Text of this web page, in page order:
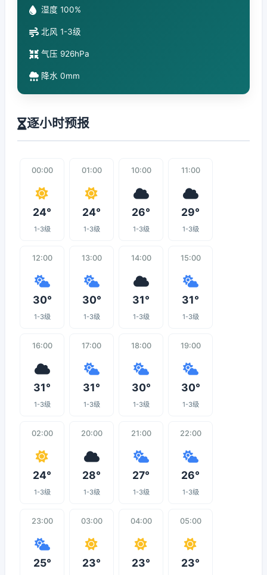
湿度 100%
北风 1-3级
气压 926hPa
降水 0mm
逐小时预报
00:00
24°
1-3级
01:00
24°
1-3级
10:00
26°
1-3级
11:00
29°
1-3级
12:00
30°
1-3级
13:00
30°
1-3级
14:00
31°
1-3级
15:00
31°
1-3级
16:00
31°
1-3级
17:00
31°
1-3级
18:00
30°
1-3级
19:00
30°
1-3级
02:00
24°
1-3级
20:00
28°
1-3级
21:00
27°
1-3级
22:00
26°
1-3级
23:00
25°
03:00
23°
04:00
23°
05:00
23°